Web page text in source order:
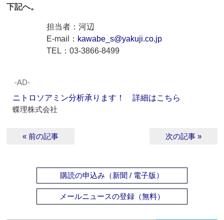
下記へ。
担当者：河辺
E-mail： kawabe_s@yakuji.co.jp
TEL：03-3866-8499
‐AD‐
ニトロソアミン分析承ります！ 詳細はこちら
蝶理株式会社
« 前の記事 次の記事 »
購読の申込み（新聞 / 電子版）
メールニュースの登録（無料）